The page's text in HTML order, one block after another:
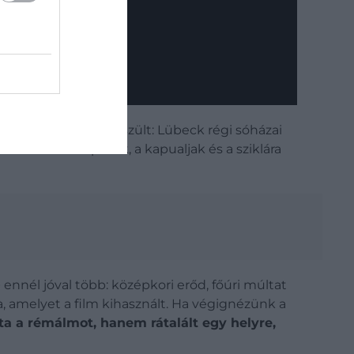
több helyszínen készült: Lübeck régi sóházai
. A meredek lépcsők, a kapualjak és a sziklára
jóval több: középkori erőd, főúri múltat
amelyet a film kihasznált. Ha végignézünk a
a rémálmot, hanem rátalált egy helyre,